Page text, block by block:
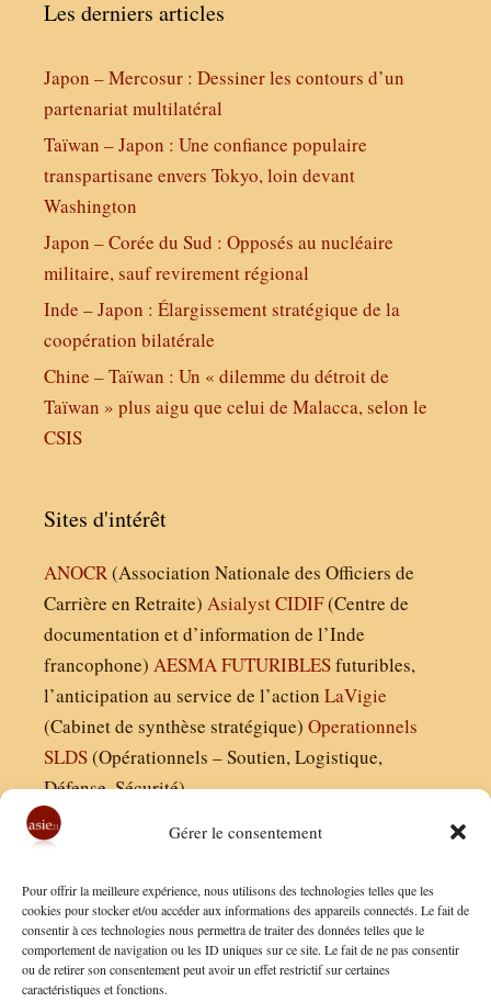
Gérer le consentement
Pour offrir la meilleure expérience, nous utilisons des technologies telles que les
cookies pour stocker et/ou accéder aux informations des appareils connectés. Le fait de
consentir à ces technologies nous permettra de traiter des données telles que le
comportement de navigation ou les ID uniques sur ce site. Le fait de ne pas consentir
ou de retirer son consentement peut avoir un effet restrictif sur certaines
caractéristiques et fonctions.
Les derniers articles
Japon – Mercosur : Dessiner les contours d’un
partenariat multilatéral
Taïwan – Japon : Une confiance populaire
transpartisane envers Tokyo, loin devant
Washington
Japon – Corée du Sud : Opposés au nucléaire
militaire, sauf revirement régional
Inde – Japon : Élargissement stratégique de la
coopération bilatérale
Chine – Taïwan : Un « dilemme du détroit de
Taïwan » plus aigu que celui de Malacca, selon le
CSIS
Sites d'intérêt
ANOCR(Association Nationale des Officiers de
Carrière en Retraite) AsialystCIDIF(Centre de
documentation et d’information de l’Inde
francophone) AESMAFUTURIBLESfuturibles,
l’anticipation au service de l’action LaVigie
(Cabinet de synthèse stratégique) Operationnels
SLDS(Opérationnels – Soutien, Logistique,
Défense, Sécurité)
Finaldées EURL
Siège social : 13 avenue Boudon, 75016, Paris
Nous contacter